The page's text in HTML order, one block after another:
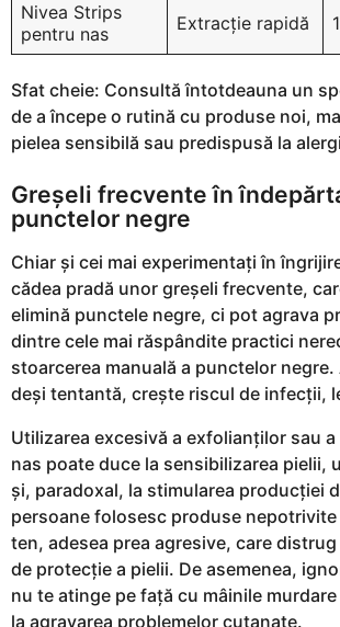
Nivea Strips
pentru nas
Extracție rapidă
Sfat cheie: Consultă întotdeauna un
de a începe o rutină cu produse noi,
pielea sensibilă sau predispusă la
Greșeli frecvente în
punctelor negre
Chiar și cei mai experimentați în
cădea pradă unor greșeli frecvente,
elimină punctele negre, ci pot agrava
dintre cele mai răspândite practici
stoarcerea manuală a punctelor
deși tentantă, crește riscul de infecții,
Utilizarea excesivă a exfolianților sau
nas poate duce la sensibilizarea pielii,
și, paradoxal, la stimularea producției
persoane folosesc produse
ten, adesea prea agresive, care
de protecție a pielii. De asemenea,
nu te atinge pe față cu mâinile
la agravarea problemelor cutanate.